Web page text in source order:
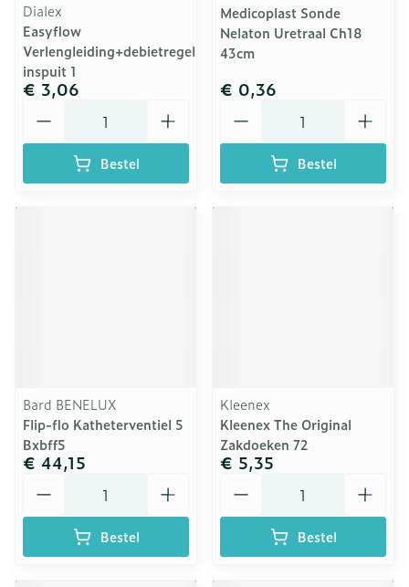
Dialex
Easyflow
Verlengleiding+debietregelaar+y-
inspuit 1
€ 3,06
Bestel
Medicoplast Sonde
Nelaton Uretraal Ch18
43cm
€ 0,36
Bestel
Bard BENELUX
Flip-flo Katheterventiel 5
Bxbff5
€ 44,15
Bestel
Kleenex
Kleenex The Original
Zakdoeken 72
€ 5,35
Bestel